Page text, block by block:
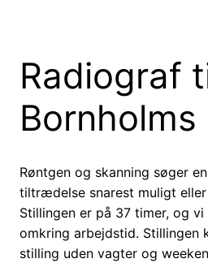
Radiograf
Røntgen og skanning søger
tiltrædelse snarest muligt
Stillingen er på 37 timer, og
omkring arbejdstid. Stillingen
stilling uden vagter og